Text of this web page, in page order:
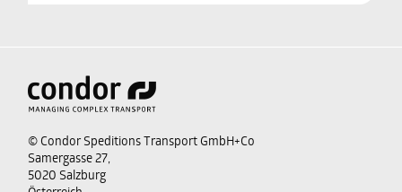
© Condor Speditions Transport GmbH+Co
Samergasse 27,
5020 Salzburg